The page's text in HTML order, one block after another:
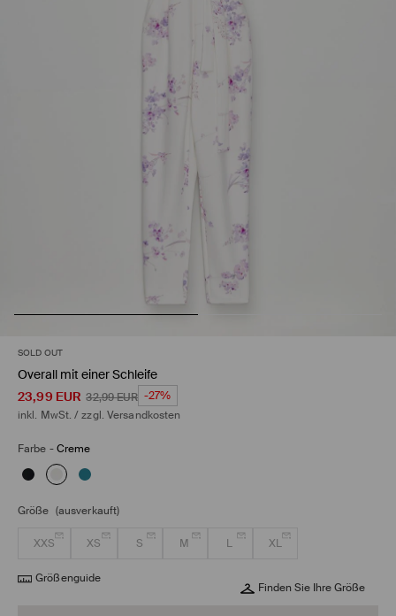
SOLD OUT
Overall mit einer Schleife
23,99 EUR 32,99EUR -27%
inkl. MwSt. / zzgl. Versandkosten
Farbe -Creme
Größe (ausverkauft)
XXS XS S M L XL
Größenguide
Finden Sie Ihre Größe